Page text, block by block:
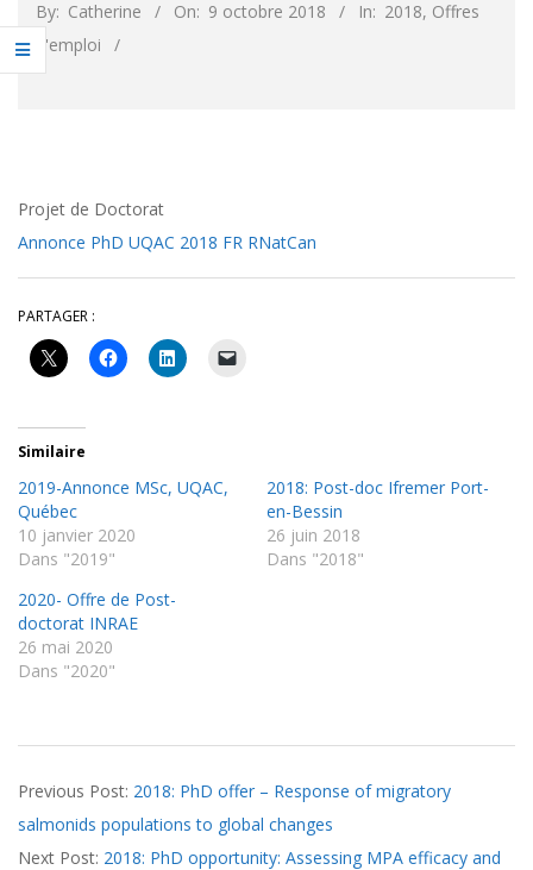
By: Catherine On: 9 octobre 2018 In: 2018, Offres
d'emploi
Projet de Doctorat
Annonce PhD UQAC 2018 FR RNatCan
PARTAGER :
Similaire
2019-Annonce MSc, UQAC,
Québec
10 janvier 2020
Dans "2019"
2018: Post-doc Ifremer Port-
en-Bessin
26 juin 2018
Dans "2018"
2020- Offre de Post-
doctorat INRAE
26 mai 2020
Dans "2020"
10-
09
Previous Post: 2018: PhD offer – Response of migratory
salmonids populations to global changes
Next Post: 2018: PhD opportunity: Assessing MPA efficacy and